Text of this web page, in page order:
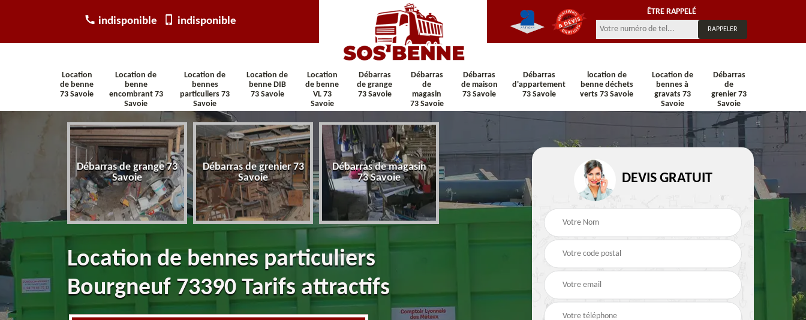
indisponible indisponible
ÊTRE RAPPELÉ
Location
de benne
73 Savoie
Location de
benne
encombrant 73
Savoie
Location de
bennes
particuliers 73
Savoie
Location de
benne DIB
73 Savoie
Location
de benne
VL 73
Savoie
Débarras
de grange
73 Savoie
Débarras
de
magasin
73 Savoie
Débarras
de maison
73 Savoie
Débarras
d'appartement
73 Savoie
location de
benne déchets
verts 73 Savoie
Location de
bennes à
gravats 73
Savoie
Débarras
de
grenier 73
Savoie
Débarras de grange 73
Savoie
Débarras de grenier 73
Savoie
Débarras de magasin
73 Savoie
Débarras de maison 73
Savoie
Location de benne 73
Savoie
Location de benne
73 Savoie
Location de bennes particuliers
Bourgneuf 73390 Tarifs attractifs
DEVIS GRATUIT